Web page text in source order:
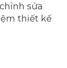
sửa
thiết kế